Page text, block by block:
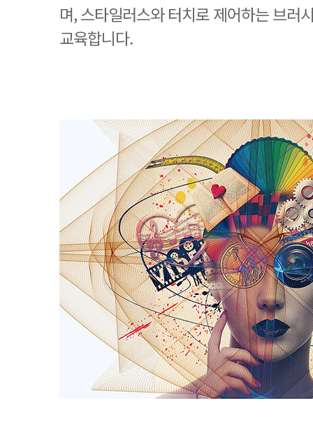
며, 스타일러스와 터치로 제어하는 브러
교육합니다.